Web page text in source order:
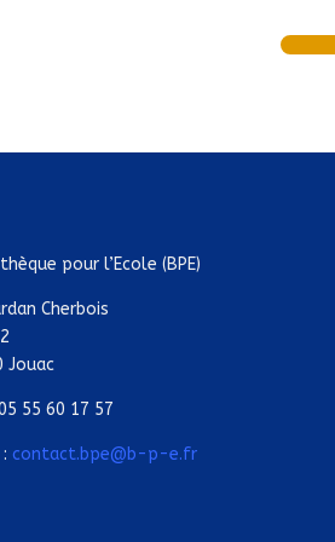
pour l’Ecole (BPE)
Cherbois
Jouac
55 60 17 57
contact.bpe@b-p-e.fr